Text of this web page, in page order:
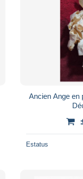
Ancien Ange en
Estatus